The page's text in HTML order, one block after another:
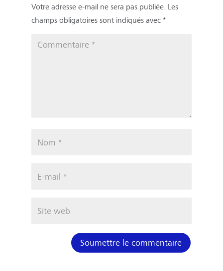
Votre adresse e-mail ne sera pas publiée. Les
champs obligatoires sont indiqués avec *
Soumettre le commentaire